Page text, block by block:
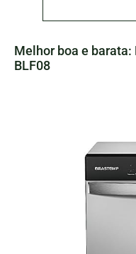
Melhor boa e
BLF08